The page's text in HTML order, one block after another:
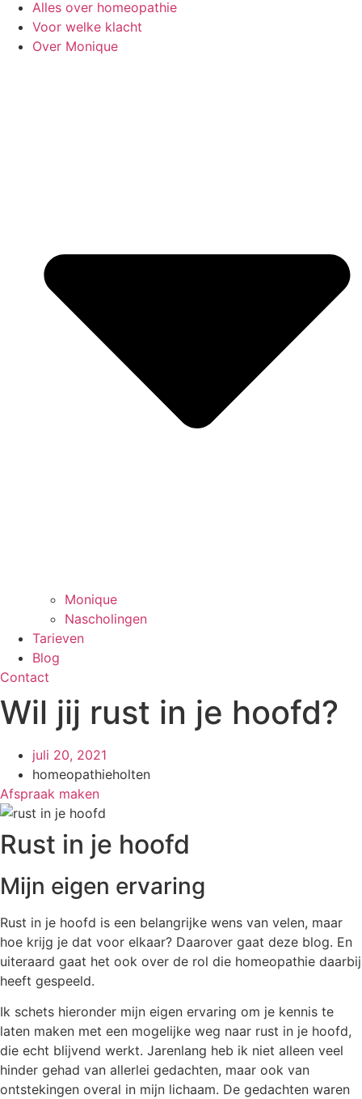
Alles over homeopathie
Voor welke klacht
Over Monique
Monique
Nascholingen
Tarieven
Blog
Contact
Wil jij rust in je hoofd?
juli 20, 2021
homeopathieholten
Afspraak maken
Rust in je hoofd
Mijn eigen ervaring
Rust in je hoofd is een belangrijke wens van velen, maar
hoe krijg je dat voor elkaar? Daarover gaat deze blog. En
uiteraard gaat het ook over de rol die homeopathie daarbij
heeft gespeeld.
Ik schets hieronder mijn eigen ervaring om je kennis te
laten maken met een mogelijke weg naar rust in je hoofd,
die echt blijvend werkt. Jarenlang heb ik niet alleen veel
hinder gehad van allerlei gedachten, maar ook van
ontstekingen overal in mijn lichaam. De gedachten waren